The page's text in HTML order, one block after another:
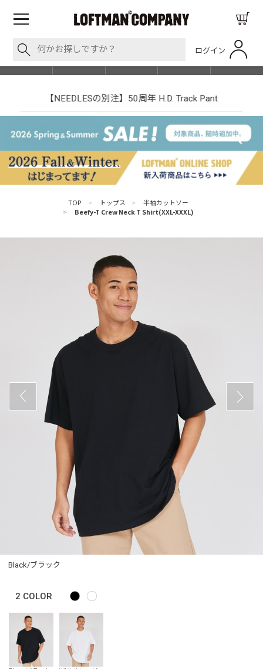
ログイン
SHOP LIST
【NEEDLESの別注】50周年 H.D. Track Pant
TOP > トップス >
半袖カットソー
>
Beefy-T Crew Neck T Shirt(XXL-XXXL)
Black/ブラック
2 COLOR